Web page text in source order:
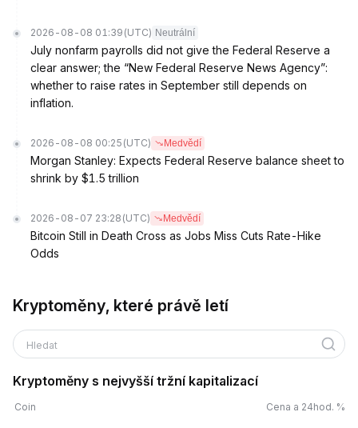
2026-08-08 01:39 (UTC) Neutrální
July nonfarm payrolls did not give the Federal Reserve a
clear answer; the “New Federal Reserve News Agency”:
whether to raise rates in September still depends on
inflation.
2026-08-08 00:25 (UTC) Medvědí
Morgan Stanley: Expects Federal Reserve balance sheet to
shrink by $1.5 trillion
2026-08-07 23:28 (UTC) Medvědí
Bitcoin Still in Death Cross as Jobs Miss Cuts Rate-Hike
Odds
Kryptoměny, které právě letí
Hledat
Kryptoměny s nejvyšší tržní kapitalizací
Coin Cena a 24hod. %